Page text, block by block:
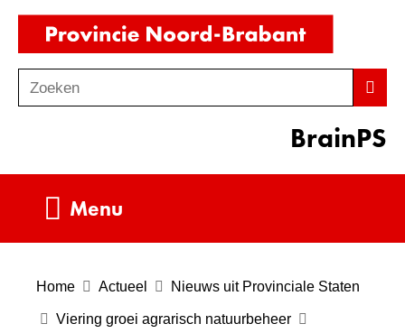
Ga
de
inhoud
o
Zoeken
BrainPS
Menu
Home Actueel Nieuws uit Provinciale Staten
Viering groei agrarisch natuurbeheer